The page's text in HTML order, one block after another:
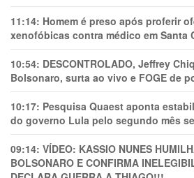
11:14: Homem é preso após proferir
xenofóbicas contra médico em Santa
10:54: DESCONTROLADO, Jeffrey
Bolsonaro, surta ao vivo e FOGE de
10:17: Pesquisa Quaest aponta
do governo Lula pelo segundo mês
09:14: VÍDEO: KASSIO NUNES
BOLSONARO E CONFIRMA